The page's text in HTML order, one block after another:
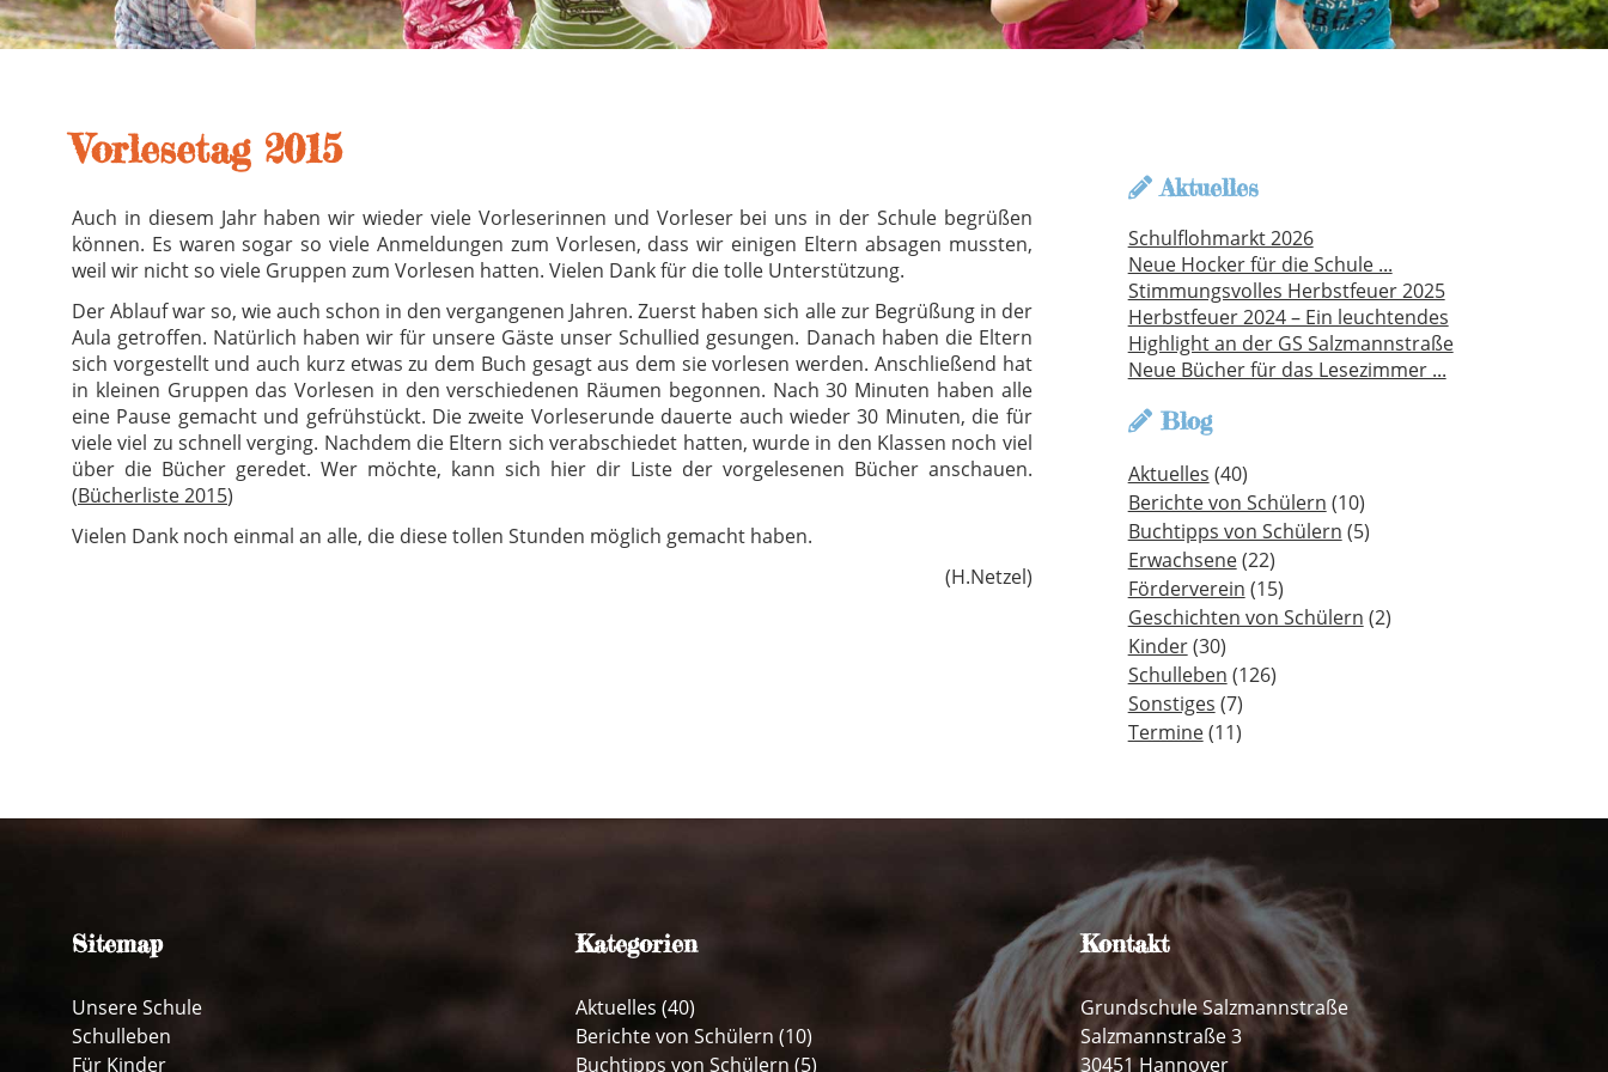
Vorlesetag 2015
Auch in diesem Jahr haben wir wieder viele Vorleserinnen und Vorleser bei uns in der Schule begrüßen
können. Es waren sogar so viele Anmeldungen zum Vorlesen, dass wir einigen Eltern absagen mussten,
weil wir nicht so viele Gruppen zum Vorlesen hatten. Vielen Dank für die tolle Unterstützung.
Der Ablauf war so, wie auch schon in den vergangenen Jahren. Zuerst haben sich alle zur Begrüßung in der
Aula getroffen. Natürlich haben wir für unsere Gäste unser Schullied gesungen. Danach haben die Eltern
sich vorgestellt und auch kurz etwas zu dem Buch gesagt aus dem sie vorlesen werden. Anschließend hat
in kleinen Gruppen das Vorlesen in den verschiedenen Räumen begonnen. Nach 30 Minuten haben alle
eine Pause gemacht und gefrühstückt. Die zweite Vorleserunde dauerte auch wieder 30 Minuten, die für
viele viel zu schnell verging. Nachdem die Eltern sich verabschiedet hatten, wurde in den Klassen noch viel
über die Bücher geredet. Wer möchte, kann sich hier dir Liste der vorgelesenen Bücher anschauen.
(Bücherliste 2015)
Vielen Dank noch einmal an alle, die diese tollen Stunden möglich gemacht haben.
(H.Netzel)
Aktuelles
Schulflohmarkt 2026
Neue Hocker für die Schule ...
Stimmungsvolles Herbstfeuer 2025
Herbstfeuer 2024 – Ein leuchtendes
Highlight an der GS Salzmannstraße
Neue Bücher für das Lesezimmer ...
Blog
Aktuelles (40)
Berichte von Schülern (10)
Buchtipps von Schülern (5)
Erwachsene(22)
Förderverein (15)
Geschichten von Schülern (2)
Kinder(30)
Schulleben (126)
Sonstiges (7)
Termine(11)
Sitemap
Unsere Schule
Schulleben
Für Kinder
Kategorien
Aktuelles (40)
Berichte von Schülern (10)
Buchtipps von Schülern (5)
Kontakt
Grundschule Salzmannstraße
Salzmannstraße 3
30451 Hannover